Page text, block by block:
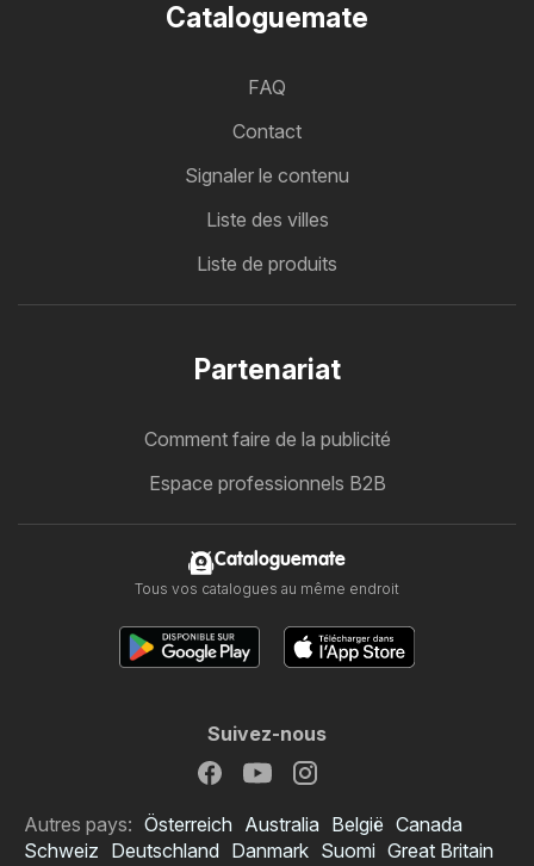
Cataloguemate
FAQ
Contact
Signaler le contenu
Liste des villes
Liste de produits
Partenariat
Comment faire de la publicité
Espace professionnels B2B
Cataloguemate
Tous vos catalogues au même endroit
Suivez-nous
Autres pays: Österreich Australia België Canada
Schweiz Deutschland Danmark Suomi Great Britain